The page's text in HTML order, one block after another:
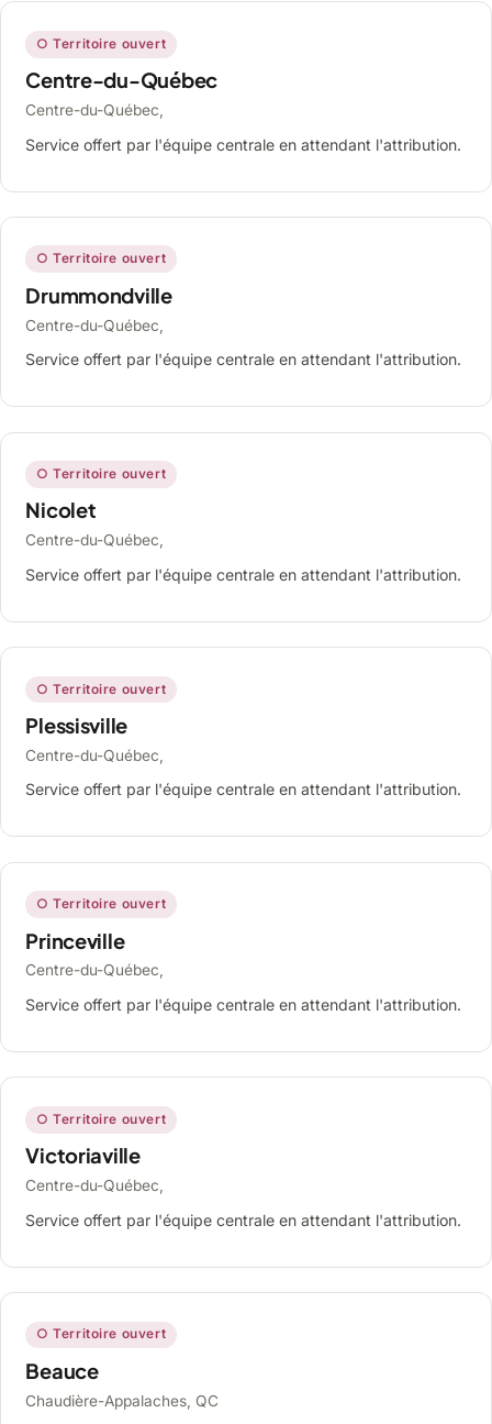
○ Territoire ouvert
Centre-du-Québec
Centre-du-Québec,
Service offert par l'équipe centrale en attendant l'attribution.
○ Territoire ouvert
Drummondville
Centre-du-Québec,
Service offert par l'équipe centrale en attendant l'attribution.
○ Territoire ouvert
Nicolet
Centre-du-Québec,
Service offert par l'équipe centrale en attendant l'attribution.
○ Territoire ouvert
Plessisville
Centre-du-Québec,
Service offert par l'équipe centrale en attendant l'attribution.
○ Territoire ouvert
Princeville
Centre-du-Québec,
Service offert par l'équipe centrale en attendant l'attribution.
○ Territoire ouvert
Victoriaville
Centre-du-Québec,
Service offert par l'équipe centrale en attendant l'attribution.
○ Territoire ouvert
Beauce
Chaudière-Appalaches, QC